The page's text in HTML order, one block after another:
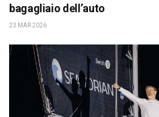
bagagliaio dell’auto
23 MAR 2026